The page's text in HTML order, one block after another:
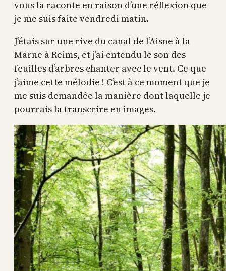
vous la raconte en raison d’une réflexion que
je me suis faite vendredi matin.
J’étais sur une rive du canal de l’Aisne à la
Marne à Reims, et j’ai entendu le son des
feuilles d’arbres chanter avec le vent. Ce que
j’aime cette mélodie ! C’est à ce moment que je
me suis demandée la manière dont laquelle je
pourrais la transcrire en images.